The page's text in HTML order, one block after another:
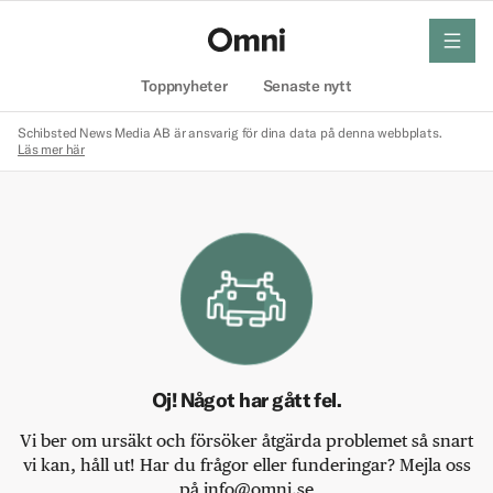
Toppnyheter Senaste nytt
meny
Schibsted News Media AB är ansvarig för dina data på denna webbplats.
Läs mer här
Oj! Något har gått fel.
Vi ber om ursäkt och försöker åtgärda problemet så snart
vi kan, håll ut! Har du frågor eller funderingar? Mejla oss